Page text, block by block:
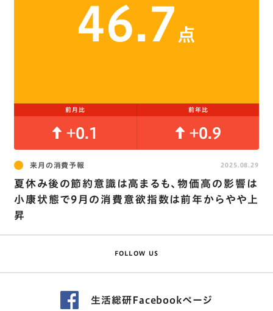
46.7 点
前月比 前年比
+0.1 +0.9
来月の消費予報
夏休み後の節約意識は高まるも､物価高の影響は
小康状態で9月の消費意欲指数は前年からやや上
昇
2025.08.29
FOLLOW US
生活総研Facebookページ